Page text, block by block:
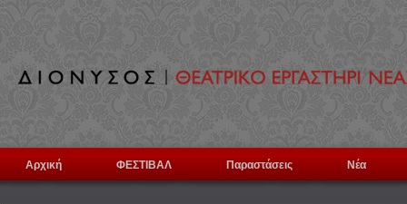
Αρχική ΦΕΣΤΙΒΑΛ Παραστάσεις Νέα